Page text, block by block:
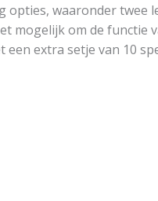
waaronder twee
mogelijk om de functie
extra setje van 10